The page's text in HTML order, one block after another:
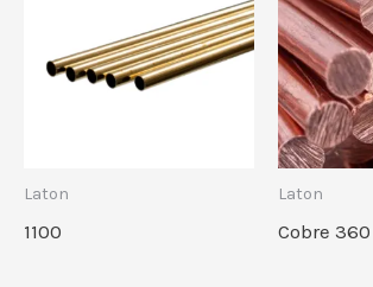
Laton
1100
Laton
Cobre 360